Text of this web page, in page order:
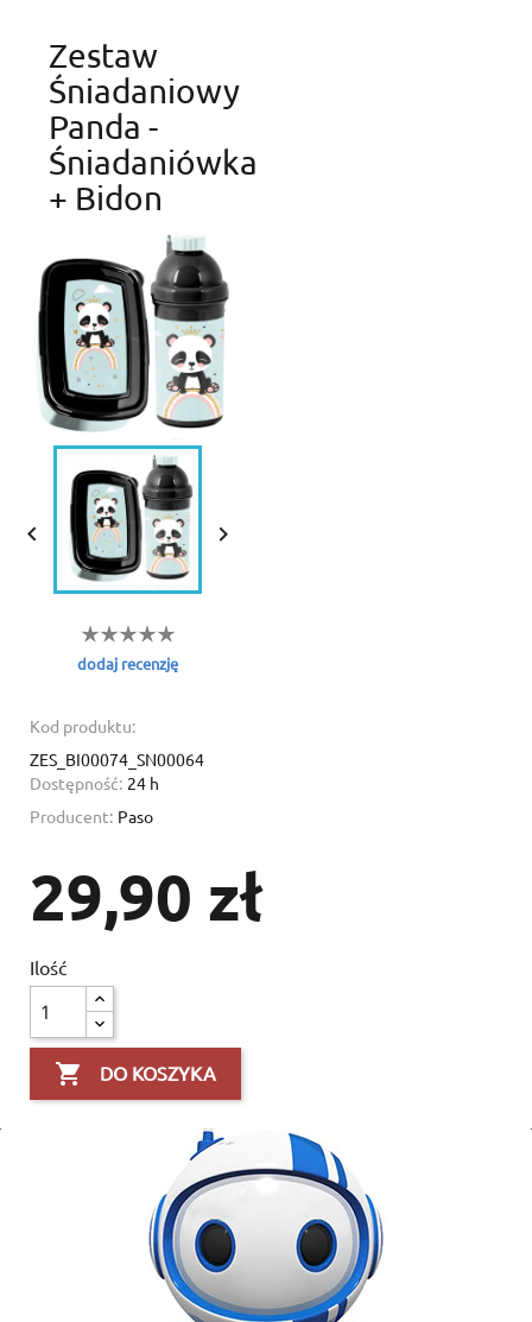
Zestaw
Śniadaniowy
Panda -
Śniadaniówka
+ Bidon
 
dodaj recenzję
Kod produktu:
ZES_BI00074_SN00064
Dostępność: 24 h
Producent: Paso
29,90 zł
Ilość
 DO KOSZYKA